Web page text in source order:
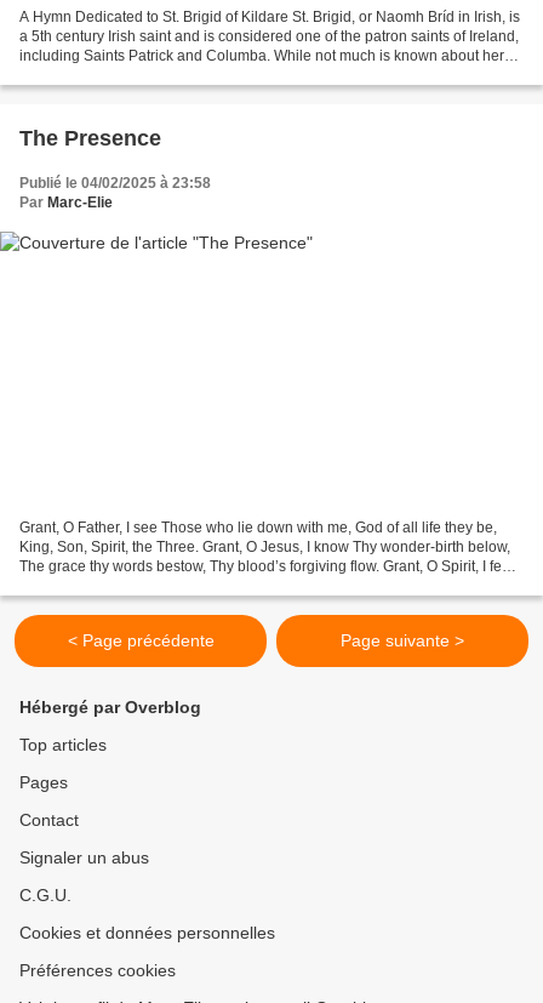
A Hymn Dedicated to St. Brigid of Kildare St. Brigid, or Naomh Bríd in Irish, is
a 5th century Irish saint and is considered one of the patron saints of Ireland,
including Saints Patrick and Columba. While not much is known about her
The Presence
Publié le 04/02/2025 à 23:58
Par Marc-Elie
Grant, O Father, I see Those who lie down with me, God of all life they be,
King, Son, Spirit, the Three. Grant, O Jesus, I know Thy wonder-birth below,
The grace thy words bestow, Thy blood’s forgiving flow. Grant, O Spirit, I feel
< Page précédente Page suivante >
Hébergé par Overblog
Top articles
Pages
Contact
Signaler un abus
C.G.U.
Cookies et données personnelles
Préférences cookies